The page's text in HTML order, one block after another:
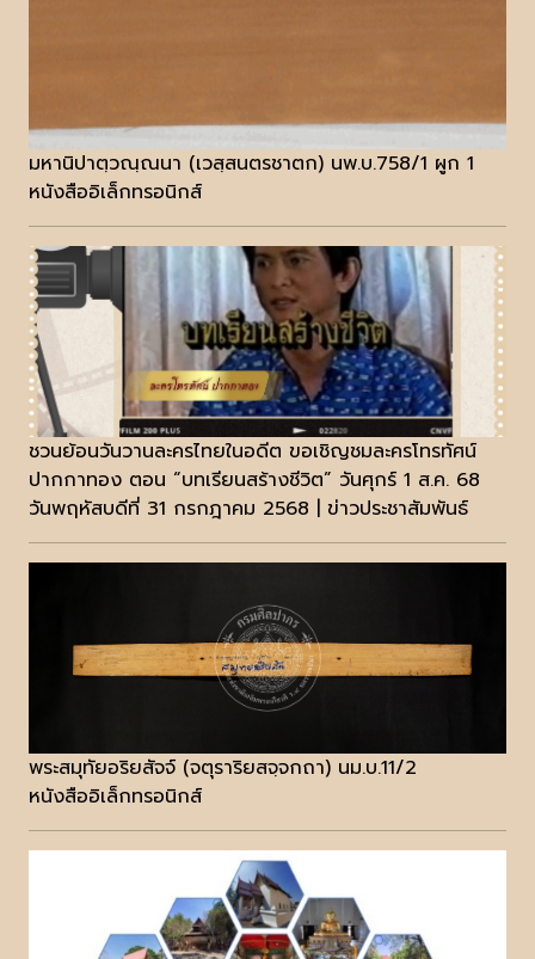
มหานิปาตฺวณฺณนา (เวสฺสนตรชาตก) นพ.บ.758/1 ผูก 1
หนังสืออิเล็กทรอนิกส์
ชวนย้อนวันวานละครไทยในอดีต ขอเชิญชมละครโทรทัศน์
ปากกาทอง ตอน “บทเรียนสร้างชีวิต” วันศุกร์ 1 ส.ค. 68
วันพฤหัสบดีที่ 31 กรกฎาคม 2568 | ข่าวประชาสัมพันธ์
พระสมุทัยอริยสัจจ์ (จตุราริยสจฺจกถา) นม.บ.11/2
หนังสืออิเล็กทรอนิกส์